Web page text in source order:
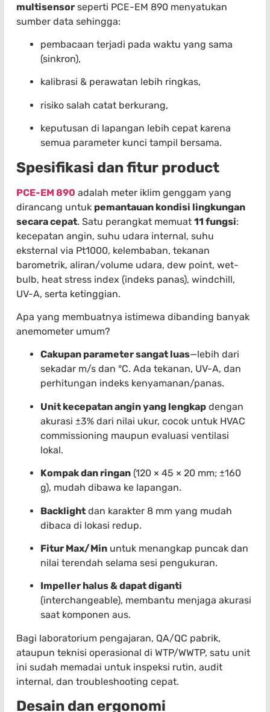
multisensor seperti PCE-EM 890 menyatukan
sumber data sehingga:
pembacaan terjadi pada waktu yang sama
(sinkron),
kalibrasi & perawatan lebih ringkas,
risiko salah catat berkurang,
keputusan di lapangan lebih cepat karena
semua parameter kunci tampil bersama.
Spesifikasi dan fitur product
PCE-EM 890 adalah meter iklim genggam yang
dirancang untuk pemantauan kondisi lingkungan
secara cepat. Satu perangkat memuat 11 fungsi:
kecepatan angin, suhu udara internal, suhu
eksternal via Pt1000, kelembaban, tekanan
barometrik, aliran/volume udara, dew point, wet-
bulb, heat stress index (indeks panas), windchill,
UV-A, serta ketinggian.
Apa yang membuatnya istimewa dibanding banyak
anemometer umum?
Cakupan parameter sangat luas—lebih dari
sekadar m/s dan °C. Ada tekanan, UV-A, dan
perhitungan indeks kenyamanan/panas.
Unit kecepatan angin yang lengkap dengan
akurasi ±3% dari nilai ukur, cocok untuk HVAC
commissioning maupun evaluasi ventilasi
lokal.
Kompak dan ringan (120 × 45 × 20 mm; ±160
g), mudah dibawa ke lapangan.
Backlight dan karakter 8 mm yang mudah
dibaca di lokasi redup.
Fitur Max/Min untuk menangkap puncak dan
nilai terendah selama sesi pengukuran.
Impeller halus & dapat diganti
(interchangeable), membantu menjaga akurasi
saat komponen aus.
Bagi laboratorium pengajaran, QA/QC pabrik,
ataupun teknisi operasional di WTP/WWTP, satu unit
ini sudah memadai untuk inspeksi rutin, audit
internal, dan troubleshooting cepat.
Desain dan ergonomi